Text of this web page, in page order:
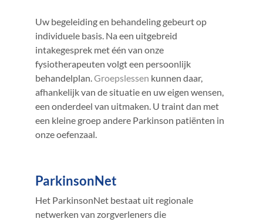
Uw begeleiding en behandeling gebeurt op
individuele basis. Na een uitgebreid
intakegesprek met één van onze
fysiotherapeuten volgt een persoonlijk
behandelplan.Groepslessen kunnen daar,
afhankelijk van de situatie en uw eigen wensen,
een onderdeel van uitmaken. U traint dan met
een kleine groep andere Parkinson patiënten in
onze oefenzaal.
ParkinsonNet
Het ParkinsonNet bestaat uit regionale
netwerken van zorgverleners die